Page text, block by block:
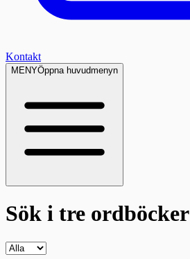
Kontakt
MENYÖppna huvudmenyn
Sök i tre ordböcker